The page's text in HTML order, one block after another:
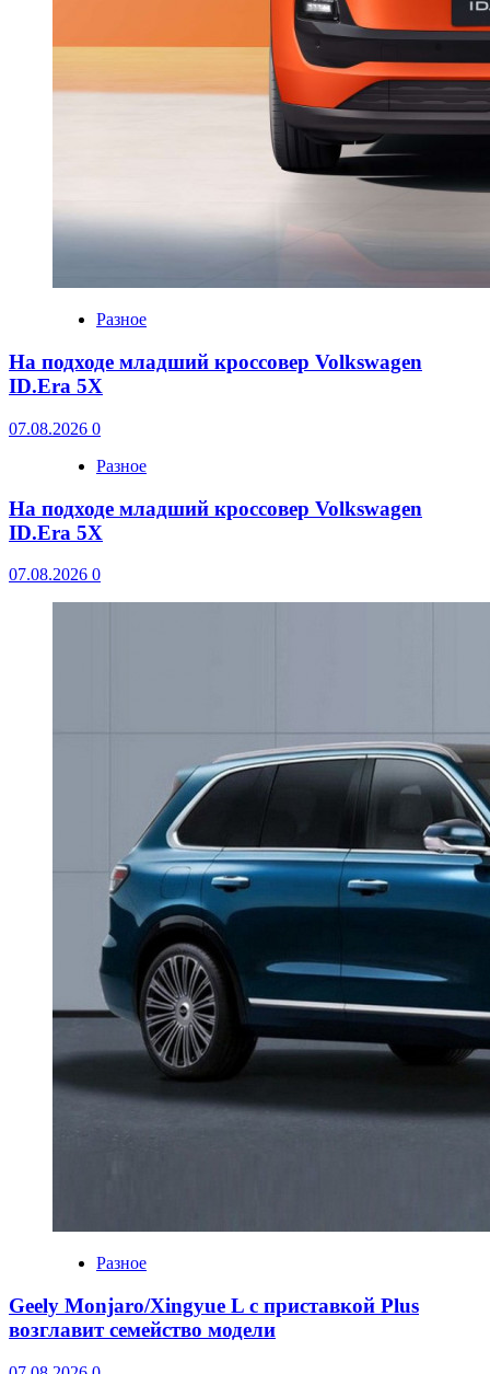
Разное
На подходе младший кроссовер Volkswagen
ID.Era 5X
07.08.2026 0
Разное
На подходе младший кроссовер Volkswagen
ID.Era 5X
07.08.2026 0
Разное
Geely Monjaro/Xingyue L с приставкой Plus
возглавит семейство модели